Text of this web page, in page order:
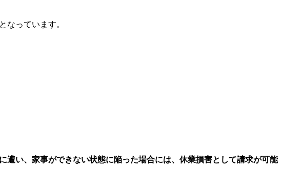
となっています。
い、家事ができない状態に陥った場合には、休業損害として請求が可能